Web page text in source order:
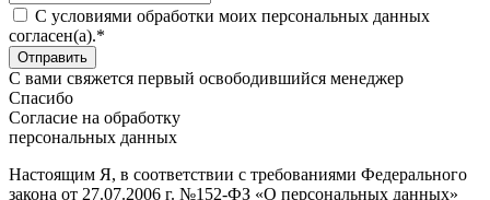
C условиями обработки моих персональных данных
согласен(а).*
С вами свяжется первый освободившийся менеджер
Спасибо
Согласие на обработку
персональных данных
Настоящим Я, в соответствии с требованиями Федерального
закона от 27.07.2006 г. №152-ФЗ «О персональных данных»